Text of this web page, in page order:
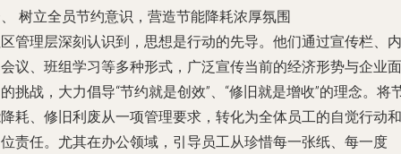
树立全员节约意识，营造节能降耗浓厚氛围
管理层深刻认识到，思想是行动的先导。他们通过宣传栏、内
议、班组学习等多种形式，广泛宣传当前的经济形势与企业面
挑战，大力倡导“节约就是创效”、“修旧就是增收”的理念。将
耗、修旧利废从一项管理要求，转化为全体员工的自觉行动和
责任。尤其在办公领域，引导员工从珍惜每一张纸、每一度